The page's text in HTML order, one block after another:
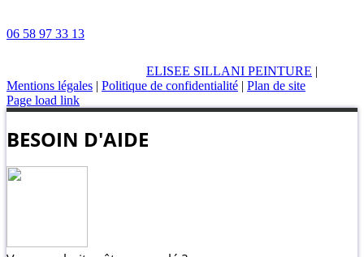
06 58 97 33 13
ELISEE SILLANI PEINTURE |
Mentions légales | Politique de confidentialité | Plan de site
Page load link
BESOIN D'AIDE